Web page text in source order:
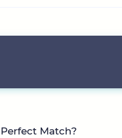
Perfect Match?